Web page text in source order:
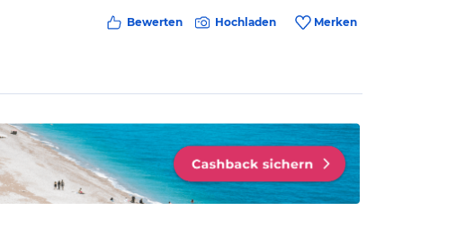
Bewerten Hochladen Merken